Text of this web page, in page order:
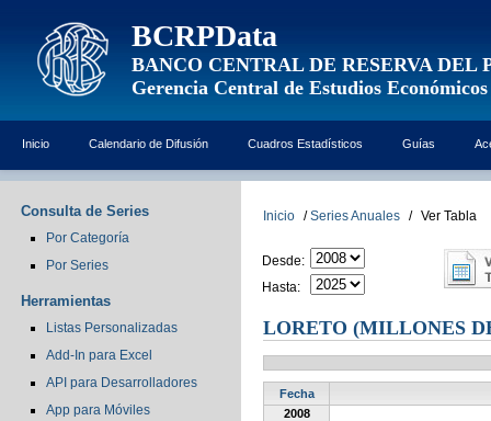
BCRPData
BANCO CENTRAL DE RESERVA DEL
Gerencia Central de Estudios Económicos
Inicio Calendario de Difusión Cuadros Estadísticos Guías
Consulta de Series
Por Categoría
Por Series
Herramientas
Listas Personalizadas
Add-In para Excel
API para Desarrolladores
App para Móviles
Inicio / Series Anuales / Ver Tabla
Desde:
Hasta:
LORETO (MILLONES
Fecha
2008